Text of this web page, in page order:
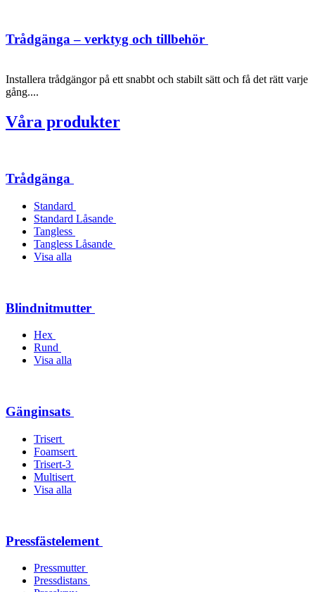
Trådgänga – verktyg och tillbehör
Installera trådgängor på ett snabbt och stabilt sätt och få det rätt varje
gång....
Våra produkter
Trådgänga
Standard
Standard Låsande
Tangless
Tangless Låsande
Visa alla
Blindnitmutter
Hex
Rund
Visa alla
Gänginsats
Trisert
Foamsert
Trisert-3
Multisert
Visa alla
Pressfästelement
Pressmutter
Pressdistans